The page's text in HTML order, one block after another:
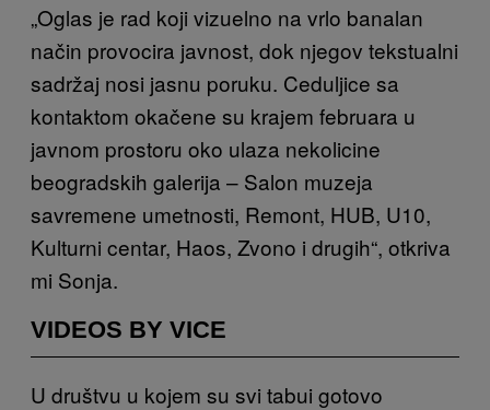
„Oglas je rad koji vizuelno na vrlo banalan
način provocira javnost, dok njegov tekstualni
sadržaj nosi jasnu poruku. Ceduljice sa
kontaktom okačene su krajem februara u
javnom prostoru oko ulaza nekolicine
beogradskih galerija – Salon muzeja
savremene umetnosti, Remont, HUB, U10,
Kulturni centar, Haos, Zvono i drugih“, otkriva
mi Sonja.
VIDEOS BY VICE
U društvu u kojem su svi tabui gotovo